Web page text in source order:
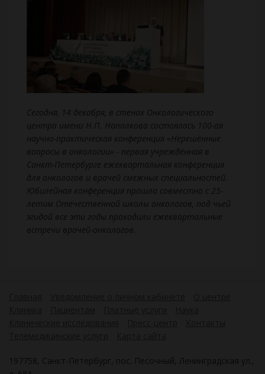
Сегодня, 14 декабря, в стенах Онкологического
центра имени Н.П. Напалкова состоялась 100-ая
научно-практическая конференция «Нерешённые
вопросы в онкологии» - первая учреждённая в
Санкт-Петербурге ежеквартальная конференция
для онкологов и врачей смежных специальностей.
Юбилейная конференция прошла совместно с 25-
летим Отечественной школы онкологов, под чьей
эгидой все эти годы проходили ежеквартальные
встречи врачей-онкологов.
197758, Санкт-Петербург, пос. Песочный, Ленинградская ул.,